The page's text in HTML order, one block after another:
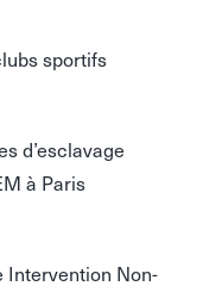
sportifs
d’esclavage
à Paris
Intervention Non-